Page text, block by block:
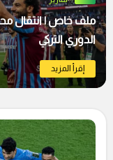
ملف خاص | انتقال
الدوري التركي
إقرأ المزيد